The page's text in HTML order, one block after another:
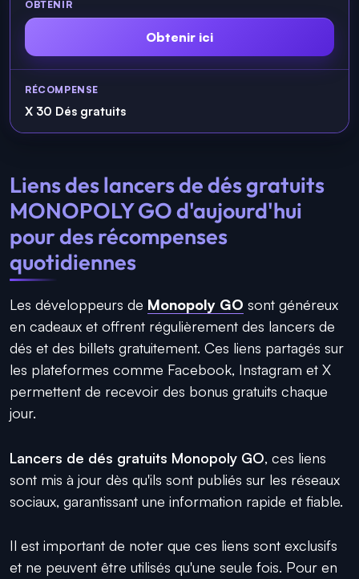
Obtenir ici
X 30 Dés gratuits
Liens des lancers de dés gratuits
MONOPOLY GO d'aujourd'hui
pour des récompenses
quotidiennes
Les développeurs de Monopoly GO sont généreux
en cadeaux et offrent régulièrement des lancers de
dés et des billets gratuitement. Ces liens partagés sur
les plateformes comme Facebook, Instagram et X
permettent de recevoir des bonus gratuits chaque
jour.
Lancers de dés gratuits Monopoly GO, ces liens
sont mis à jour dès qu'ils sont publiés sur les réseaux
sociaux, garantissant une information rapide et fiable.
Il est important de noter que ces liens sont exclusifs
et ne peuvent être utilisés qu'une seule fois. Pour en